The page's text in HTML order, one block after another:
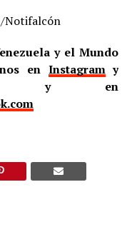
Notifalcón
y el Mundo
en Instagramy
en